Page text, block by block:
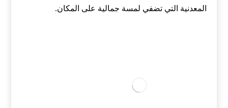
المعدنية التي تضفي لمسة جمالية على المكان.